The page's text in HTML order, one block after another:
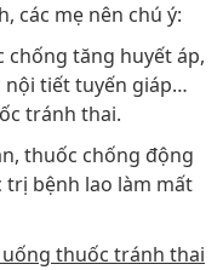
các mẹ nên chú ý:
chống tăng huyết áp,
nội tiết tuyến giáp…
tránh thai.
thuốc chống động
trị bệnh lao làm mất
thuốc tránh thai